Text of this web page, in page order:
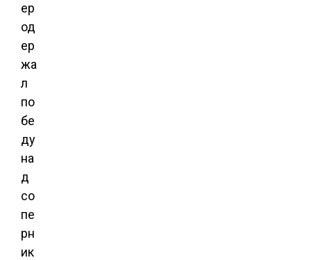
ер
од
ер
жа
л
по
бе
ду
на
д
со
пе
рн
ик